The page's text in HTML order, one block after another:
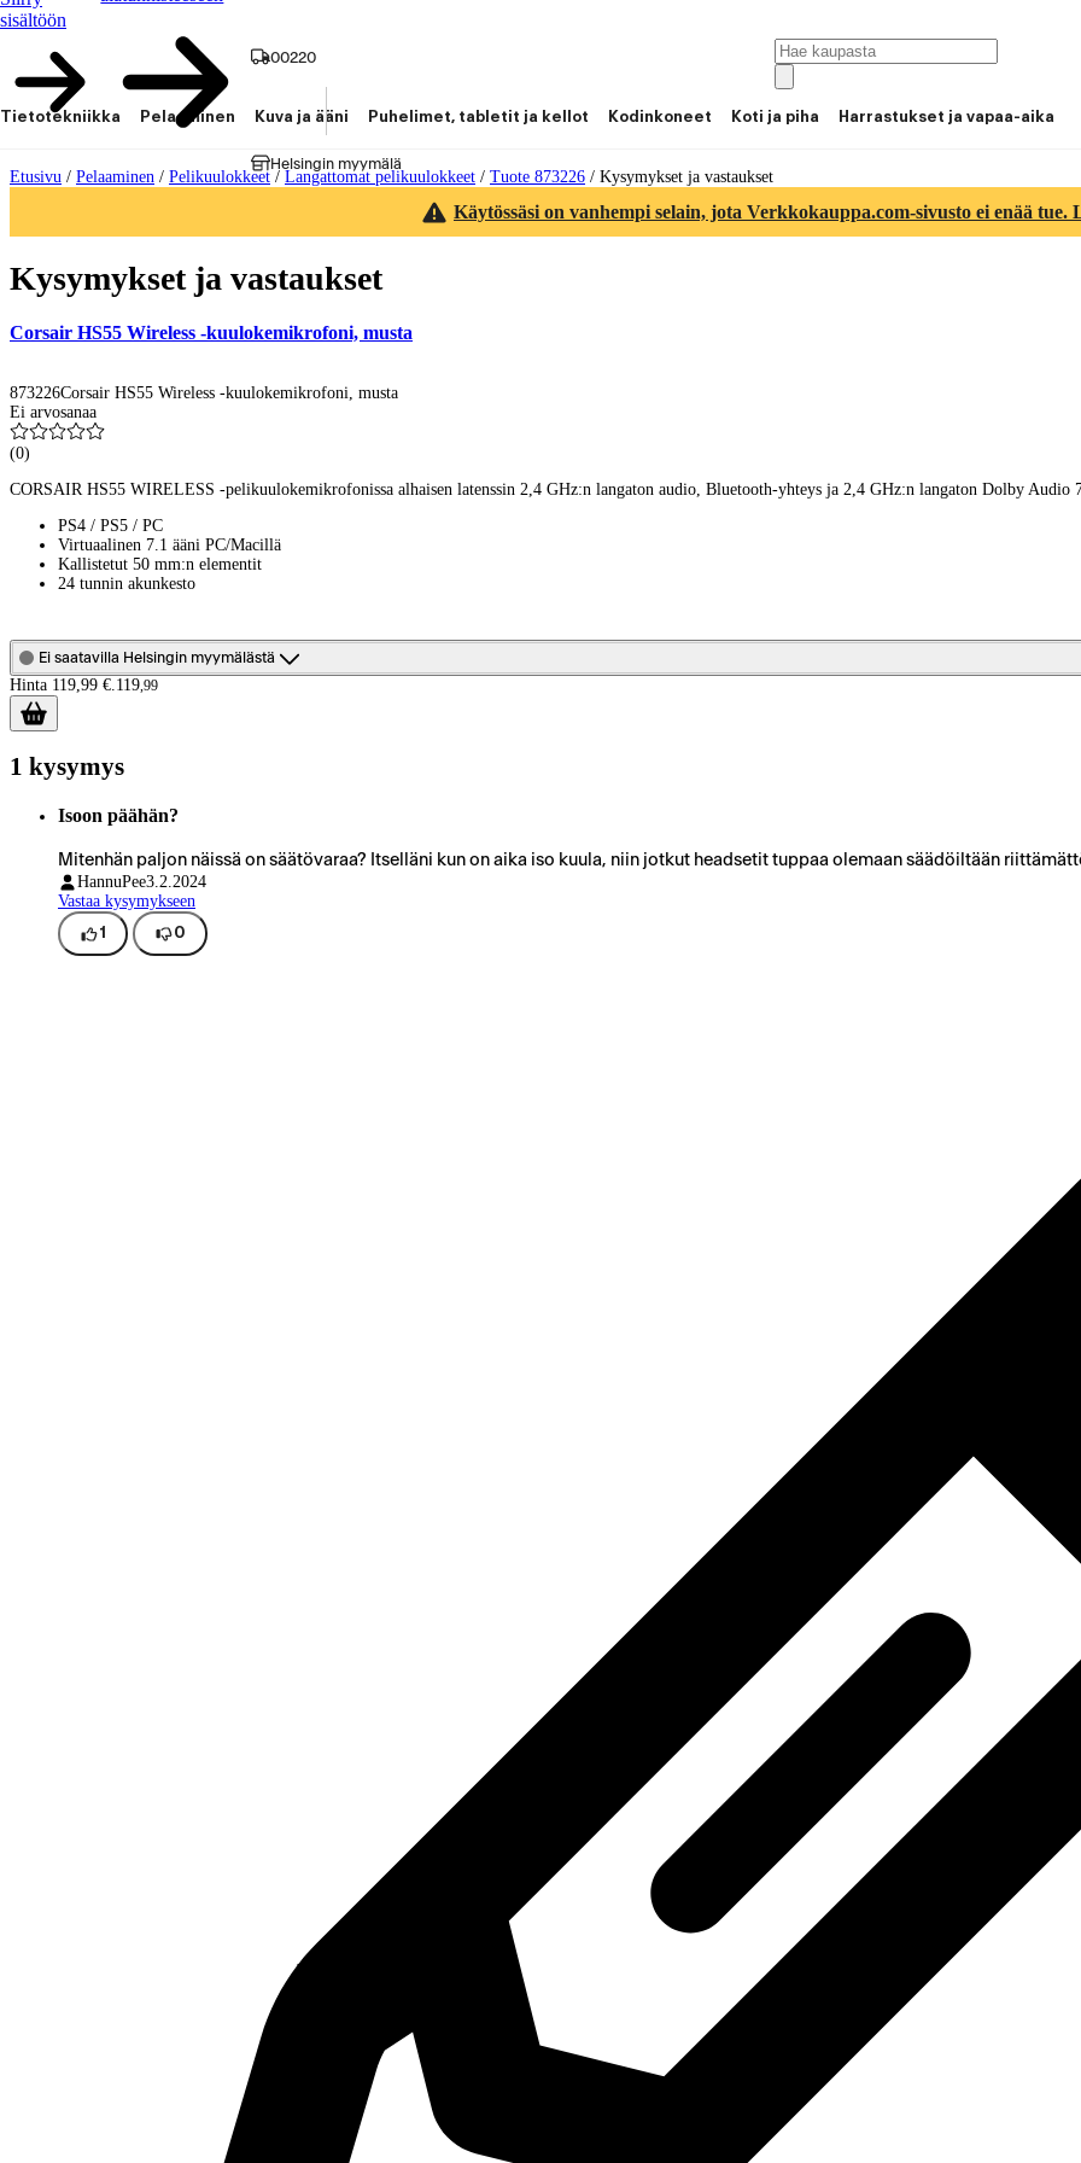
sisältöön
00220
Helsingin myymälä
Tietotekniikka Pelaaminen Kuva ja ääni Puhelimet, tabletit ja kellot Kodinkoneet Koti ja piha Harrastukset ja vapaa-aika
Etusivu / Pelaaminen / Pelikuulokkeet / Langattomat pelikuulokkeet / Tuote 873226 / Kysymykset ja vastaukset
Käytössäsi on vanhempi selain, jota Verkkokauppa.com-sivusto ei enää tue.
Kysymykset ja vastaukset
Corsair HS55 Wireless -kuulokemikrofoni, musta
873226Corsair HS55 Wireless -kuulokemikrofoni, musta
Ei arvosanaa
(0)
CORSAIR HS55 WIRELESS -pelikuulokemikrofonissa alhaisen latenssin 2,4 GHz:n langaton audio, Bluetooth-yhteys ja 2,4 GHz:n langaton Dolby Audio
PS4 / PS5 / PC
Virtuaalinen 7.1 ääni PC/Macillä
Kallistetut 50 mm:n elementit
24 tunnin akunkesto
Ei saatavilla Helsingin myymälästä
Hinta 119,99 €.119,99
1 kysymys
Isoon päähän?
Mitenhän paljon näissä on säätövaraa? Itselläni kun on aika iso kuula, niin jotkut headsetit tuppaa olemaan säädöiltään
HannuPee3.2.2024
Vastaa kysymykseen
1 0